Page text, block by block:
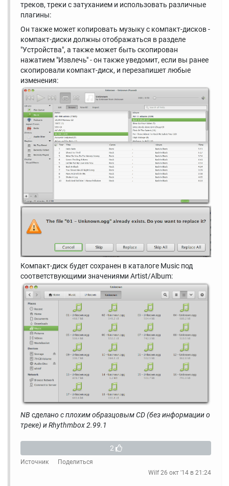
треков, треки с затуханием и использовать различные
плагины:
Он также может копировать музыку с компакт-дисков -
компакт-диски должны отображаться в разделе
"Устройства", а также может быть скопирован
нажатием "Извлечь" - он также уведомит, если вы ранее
скопировали компакт-диск, и перезапишет любые
изменения:
Компакт-диск будет сохранен в каталоге Music под
соответствующими значениями Artist/Album:
NB сделано с плохим образцовым CD (без информации о
треке) и Rhythmbox 2.99.1
2
Источник
Поделиться
Wilf 26 окт '14 в 21:24